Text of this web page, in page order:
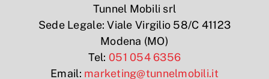
Tunnel Mobili srl
Sede Legale: Viale Virgilio 58/C 41123
Modena (MO)
Tel: 051 054 6356
Email: marketing@tunnelmobili.it